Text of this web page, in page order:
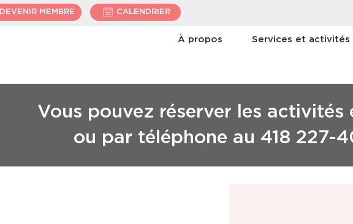
DEVENIR MEMBRE CALENDRIER
À propos Services et activités
Vous pouvez réserver les activités
ou par téléphone au 418 227-